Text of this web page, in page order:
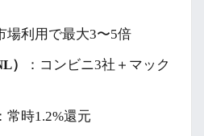
場利用で最大3〜5倍
）
：コンビニ3社＋マック
：常時1.2%還元